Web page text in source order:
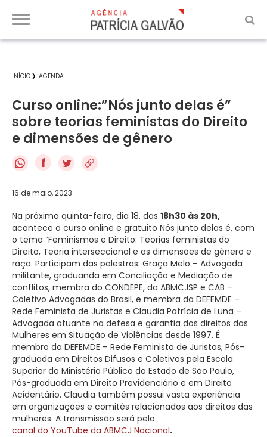
INÍCIO AGENDA
Curso online:”Nós junto delas é”
sobre teorias feministas do Direito
e dimensões de gênero
f
16 de maio, 2023
Na próxima quinta-feira, dia 18, das 18h30 às 20h,
acontece o curso online e gratuito Nós junto delas é, com
o tema “Feminismos e Direito: Teorias feministas do
Direito, Teoria interseccional e as dimensões de gênero e
raça. Participam das palestras: Graça Melo – Advogada
militante, graduanda em Conciliação e Mediação de
conflitos, membra do CONDEPE, da ABMCJSP e CAB –
Coletivo Advogadas do Brasil, e membra da DEFEMDE –
Rede Feminista de Juristas e Claudia Patrícia de Luna –
Advogada atuante na defesa e garantia dos direitos das
Mulheres em Situação de Violências desde 1997. É
membro da DEFEMDE – Rede Feminista de Juristas, Pós-
graduada em Direitos Difusos e Coletivos pela Escola
Superior do Ministério Público do Estado de São Paulo,
Pós-graduada em Direito Previdenciário e em Direito
Acidentário. Claudia também possui vasta experiência
em organizações e comitês relacionados aos direitos das
mulheres. A transmissão será pelo
canal do YouTube da ABMCJ Nacional.